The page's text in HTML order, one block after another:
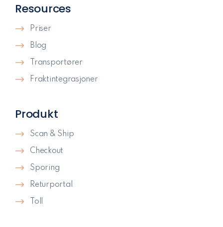
Produkt
Scan & Ship
Checkout
Sporing
Returportal
Toll
Resources
Priser
Blog
Transportører
Fraktintegrasjoner